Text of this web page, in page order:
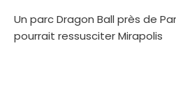
Un parc Dragon Ball près de
pourrait ressusciter Mirapolis